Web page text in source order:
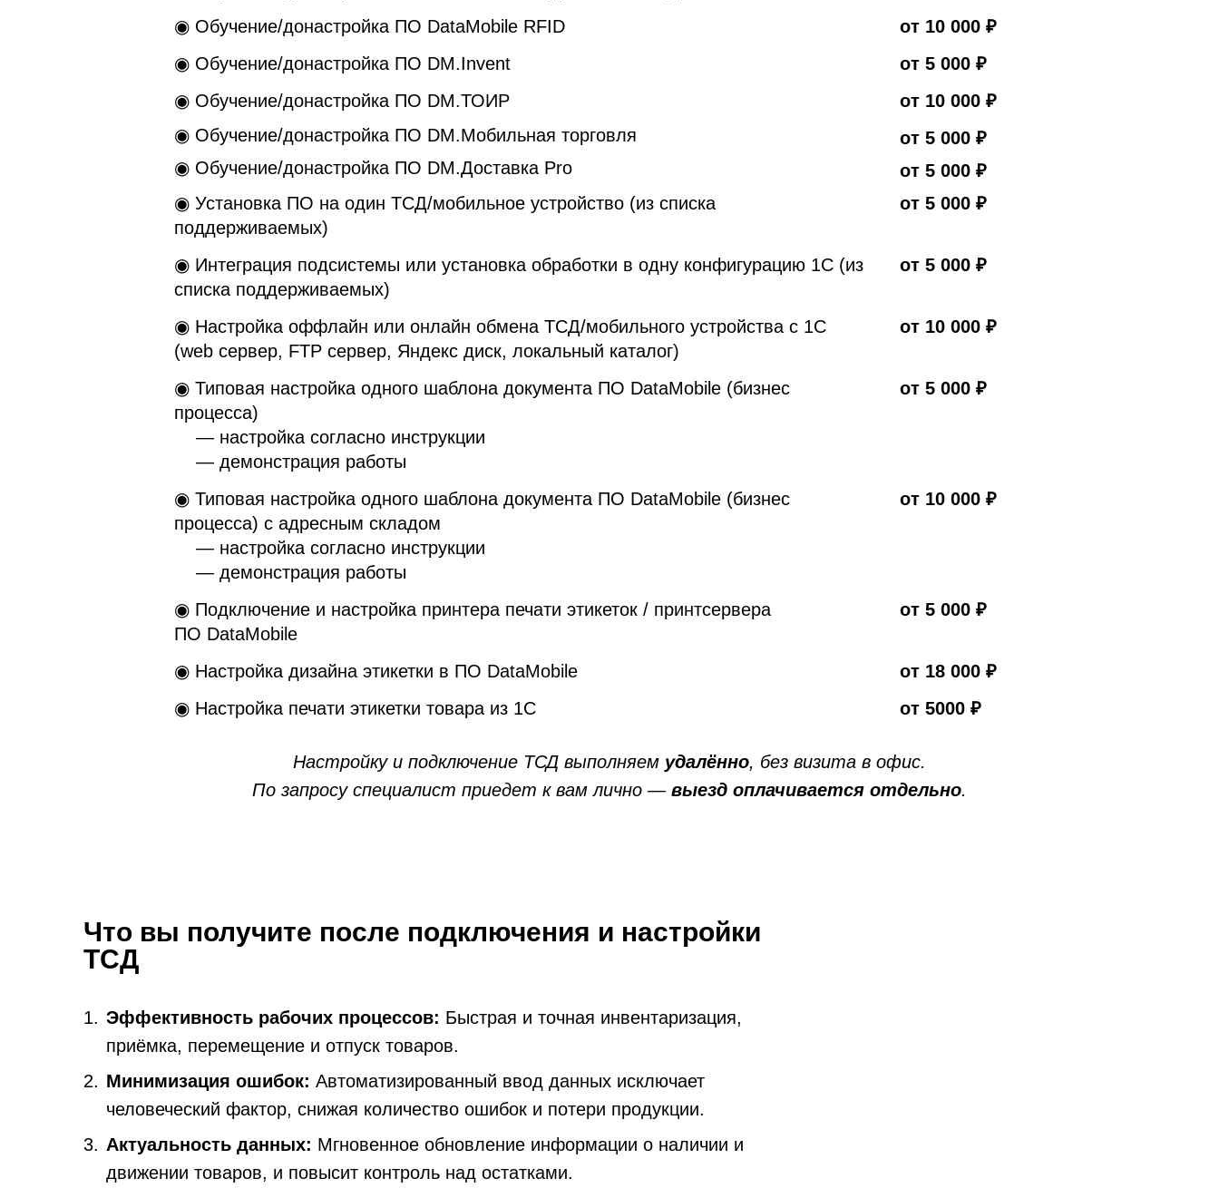
◉ Обучение/донастройка ПО DataMobile RFID
от 10 000 ₽
◉ Обучение/донастройка ПО DM.Invent
от 5 000 ₽
◉ Обучение/донастройка ПО DM.ТОИР
от 10 000 ₽
◉ Обучение/донастройка ПО DM.Мобильная торговля
от 5 000 ₽
◉ Обучение/донастройка ПО DM.Доставка Pro
от 5 000 ₽
◉ Установка ПО на один ТСД/мобильное устройство (из списка
поддерживаемых)
от 5 000 ₽
◉ Интеграция подсистемы или установка обработки в одну конфигурацию 1С (из
списка поддерживаемых)
от 5 000 ₽
◉ Настройка оффлайн или онлайн обмена ТСД/мобильного устройства с 1С
(web сервер, FTP сервер, Яндекс диск, локальный каталог)
от 10 000 ₽
◉ Типовая настройка одного шаблона документа ПО DataMobile (бизнес
процесса)
— настройка согласно инструкции
— демонстрация работы
от 5 000 ₽
◉ Типовая настройка одного шаблона документа ПО DataMobile (бизнес
процесса) с адресным складом
— настройка согласно инструкции
— демонстрация работы
от 10 000 ₽
◉ Подключение и настройка принтера печати этикеток / принтсервера
ПО DataMobile
от 5 000 ₽
◉ Настройка дизайна этикетки в ПО DataMobile
от 18 000 ₽
◉ Настройка печати этикетки товара из 1С
от 5000 ₽
Настройку и подключение ТСД выполняем удалённо, без визита в офис.
По запросу специалист приедет к вам лично — выезд оплачивается отдельно.
Что вы получите после подключения и настройки
ТСД
Эффективность рабочих процессов: Быстрая и точная инвентаризация,
приёмка, перемещение и отпуск товаров.
Минимизация ошибок: Автоматизированный ввод данных исключает
человеческий фактор, снижая количество ошибок и потери продукции.
Актуальность данных: Мгновенное обновление информации о наличии и
движении товаров, и повысит контроль над остатками.